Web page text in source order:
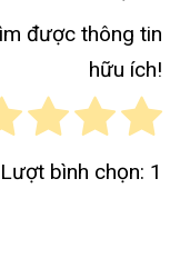
được thông tin
hữu ích!
bình chọn: 1